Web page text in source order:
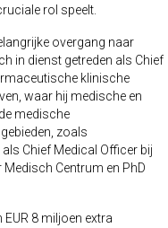
rol speelt.
overgang naar
in dienst getreden als Chief
klinische
waar hij medische en
medische
zoals
Chief Medical Officer bij
Centrum en PhD
8 miljoen extra